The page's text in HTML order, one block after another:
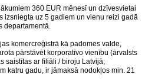
360 EUR mēnesī un dzīvesvietai
izsniegta uz 5 gadiem un vienu reizi gadā
departamentā.
komercreģistrā kā padomes valde,
pārstāvēt korporatīvo vienību (ārvalsts
saistītas ar filiāli / biroju Latvijā;
katru gadu, ir jāmaksā nodokļos min. 21